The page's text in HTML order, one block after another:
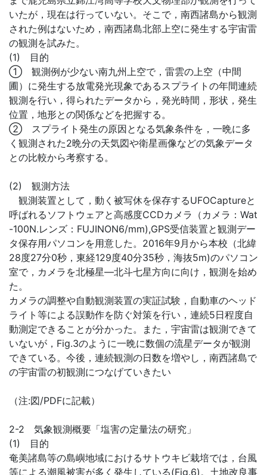
いたが，現在は行っていない。そこで，南西諸島から観測
された例はないため，南西諸島北部上空に発生する宇宙雷
の観測を試みた。
(1) 目的
① 観測例が少ない南九州上空で，雷雲の上空（中間
圃）に発生する放電発光現象であるスプライトの年間連続
観測を行い，得られたデータから，発光時間，形状，発生
位置，地形との関係などを把握する。
② スプライト発生の原因となる気象条件を，一晩に多
く観測された2晩分の天気図や衛星画像などの気象データ
との比較から考察する。
(2) 観測方法
観測装置として，動く被写休を保存するUFOCaptureと
呼ばれるソフトウェアと高感度CCDカメラ（カメラ：Wat
-100N.レンズ：FUJINON6/mm),GPS受信装置と観測デー
タ保存用パソコンを用意した。2016年9月から本校（北緯
28度27分0秒，東経129度40分35秒，海抜5m)のパソコン
室で，カメラを北極星―北斗七星方向に向け，観測を始め
た。
カメラの調整や自動観測装置の実証試験，自動車のヘッド
ライト等による誤動作を防ぐ対策を行い，連続5日程度自
動測定できることが分かった。また，宇宙雷は観測できて
いないが，Fig.3のように一晩に数個の流星データが観測
できている。今後，連続観測の日数を増やし，南西諸島で
の宇宙雷の初観測につなげていきたい
（注:図/PDFに記載）
2-2 気象観測概要「塩害の定量法の研究」
(1) 目的
奄美諸島等の島嶼地域におけるサトウキビ栽培では，台風
等による潮風被害が多く発生している(Fig.6)。土地改良事